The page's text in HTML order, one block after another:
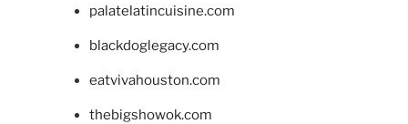
palatelatincuisine.com
blackdoglegacy.com
eatvivahouston.com
thebigshowok.com